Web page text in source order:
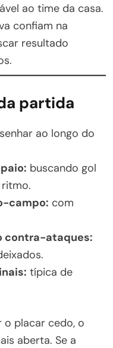
ao time da casa.
confiam na
resultado
partida
ao longo do
buscando gol
campo: com
contra-ataques:
típica de
o placar cedo, o
aberta. Se a